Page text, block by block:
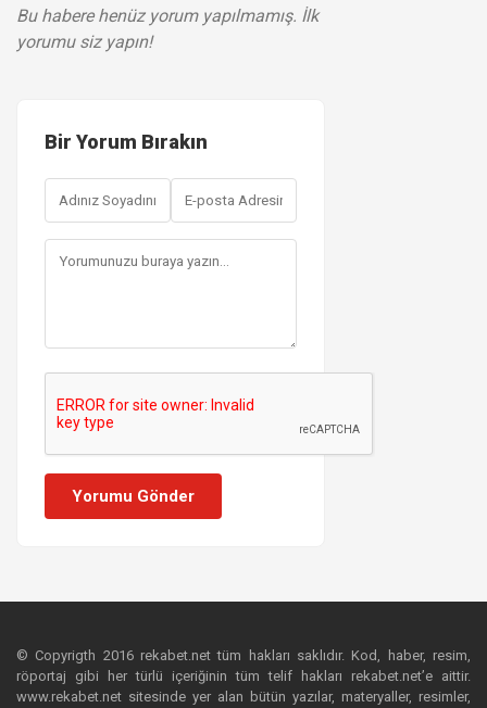
Bu habere henüz yorum yapılmamış. İlk
yorumu siz yapın!
Bir Yorum Bırakın
Yorumu Gönder
© Copyrigth 2016 rekabet.net tüm hakları saklıdır. Kod, haber, resim,
röportaj gibi her türlü içeriğinin tüm telif hakları rekabet.net’e aittir.
www.rekabet.net sitesinde yer alan bütün yazılar, materyaller, resimler,